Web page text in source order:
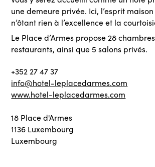
une demeure privée. Ici, l’esprit
n’ôtant rien à l’excellence et la
Le Place d’Armes propose 28
restaurants, ainsi que 5 salons privés.
+352 27 47 37
info@hotel-leplacedarmes.com
www.hotel-leplacedarmes.com
18 Place d'Armes
1136 Luxembourg
Luxembourg